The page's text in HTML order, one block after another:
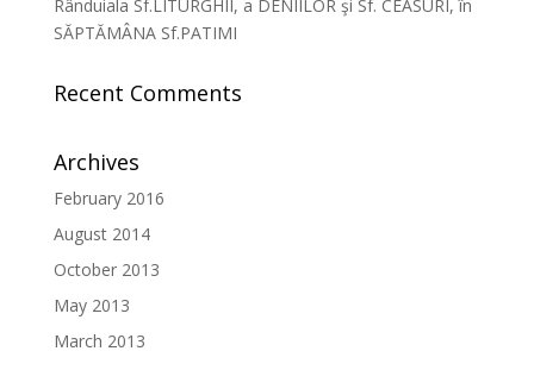
Rânduiala Sf.LITURGHII, a DENIILOR şi Sf. CEASURI, în
SĂPTĂMÂNA Sf.PATIMI
Recent Comments
Archives
February 2016
August 2014
October 2013
May 2013
March 2013